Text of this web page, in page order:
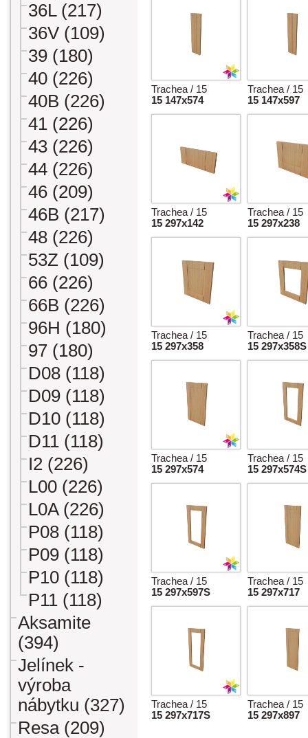
36L (217)
36V (109)
39 (180)
40 (226)
40B (226)
41 (226)
43 (226)
44 (226)
46 (209)
46B (217)
48 (226)
53Z (109)
66 (226)
66B (226)
96H (180)
97 (180)
D08 (118)
D09 (118)
D10 (118)
D11 (118)
I2 (226)
L00 (226)
L0A (226)
P08 (118)
P09 (118)
P10 (118)
P11 (118)
Aksamite
(394)
Jelínek -
výroba
nábytku (327)
Resa (209)
Trachea / 15
15 147x574
Trachea / 15
15 147x597
Trachea / 15
15 297x142
Trachea / 15
15 297x238
Trachea / 15
15 297x358
Trachea / 15
15 297x358S
Trachea / 15
15 297x574
Trachea / 15
15 297x574S
Trachea / 15
15 297x597S
Trachea / 15
15 297x717
Trachea / 15
15 297x717S
Trachea / 15
15 297x897